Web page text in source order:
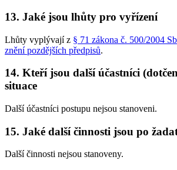
13. Jaké jsou lhůty pro vyřízení
Lhůty vyplývají z § 71 zákona č. 500/2004
znění pozdějších předpisů.
14. Kteří jsou další účastníci
situace
Další účastníci postupu nejsou stanoveni.
15. Jaké další činnosti jsou po
Další činnosti nejsou stanoveny.